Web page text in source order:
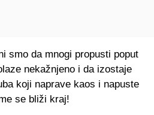
smo da mnogi propusti poput
nekažnjeno i da izostaje
koji naprave kaos i napuste
se bliži kraj!